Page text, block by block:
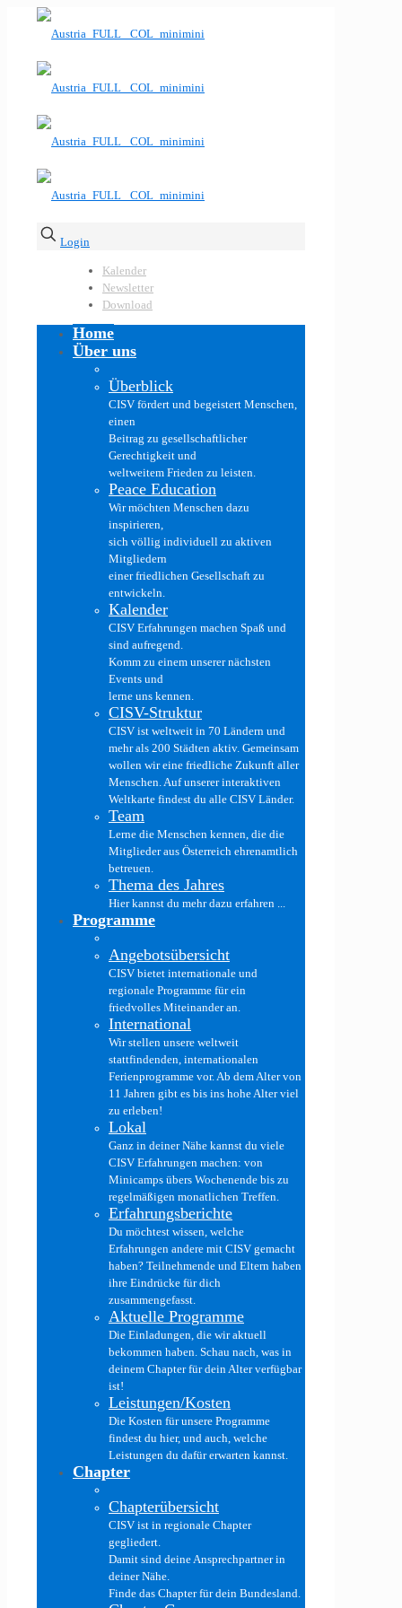
Login
Kalender
Newsletter
Download
Home
Über uns
Überblick
CISV fördert und begeistert Menschen,
einen
Beitrag zu gesellschaftlicher
Gerechtigkeit und
weltweitem Frieden zu leisten.
Peace Education
Wir möchten Menschen dazu
inspirieren,
sich völlig individuell zu aktiven
Mitgliedern
einer friedlichen Gesellschaft zu
entwickeln.
Kalender
CISV Erfahrungen machen Spaß und
sind aufregend.
Komm zu einem unserer nächsten
Events und
lerne uns kennen.
CISV-Struktur
CISV ist weltweit in 70 Ländern und
mehr als 200 Städten aktiv. Gemeinsam
wollen wir eine friedliche Zukunft aller
Menschen. Auf unserer interaktiven
Weltkarte findest du alle CISV Länder.
Team
Lerne die Menschen kennen, die die
Mitglieder aus Österreich ehrenamtlich
betreuen.
Thema des Jahres
Hier kannst du mehr dazu erfahren ...
Programme
Angebotsübersicht
CISV bietet internationale und
regionale Programme für ein
friedvolles Miteinander an.
International
Wir stellen unsere weltweit
stattfindenden, internationalen
Ferienprogramme vor. Ab dem Alter von
11 Jahren gibt es bis ins hohe Alter viel
zu erleben!
Lokal
Ganz in deiner Nähe kannst du viele
CISV Erfahrungen machen: von
Minicamps übers Wochenende bis zu
regelmäßigen monatlichen Treffen.
Erfahrungsberichte
Du möchtest wissen, welche
Erfahrungen andere mit CISV gemacht
haben? Teilnehmende und Eltern haben
ihre Eindrücke für dich
zusammengefasst.
Aktuelle Programme
Die Einladungen, die wir aktuell
bekommen haben. Schau nach, was in
deinem Chapter für dein Alter verfügbar
ist!
Leistungen/Kosten
Die Kosten für unsere Programme
findest du hier, und auch, welche
Leistungen du dafür erwarten kannst.
Chapter
Chapterübersicht
CISV ist in regionale Chapter
gegliedert.
Damit sind deine Ansprechpartner in
deiner Nähe.
Finde das Chapter für dein Bundesland.